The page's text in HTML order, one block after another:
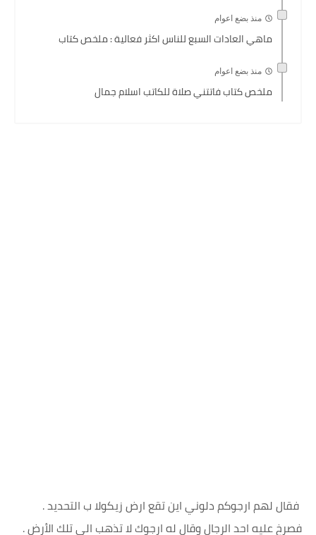
منذ بضع اعوام
ماهي العادات السبع للناس اكثر فعالية : ملخص كتاب
منذ بضع اعوام
ملخص كتاب فاتتني صلاة للكاتب اسلام جمال
فقال لهم ارجوكم دلوني اين تقع ارض زيكولا ب التحديد .
فصرخ عليه احد الرجال وقال له ارجوك لا تذهب الى تلك الأرض .